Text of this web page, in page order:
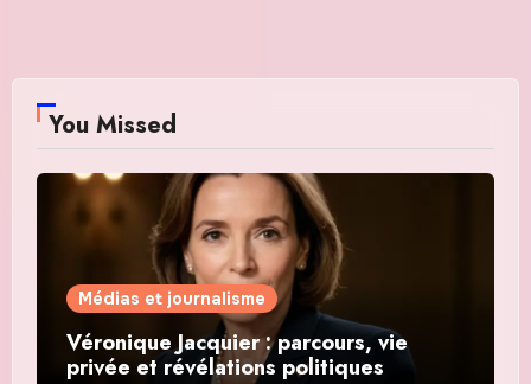
You Missed
Médias et journalisme
Véronique Jacquier : parcours, vie
privée et révélations politiques